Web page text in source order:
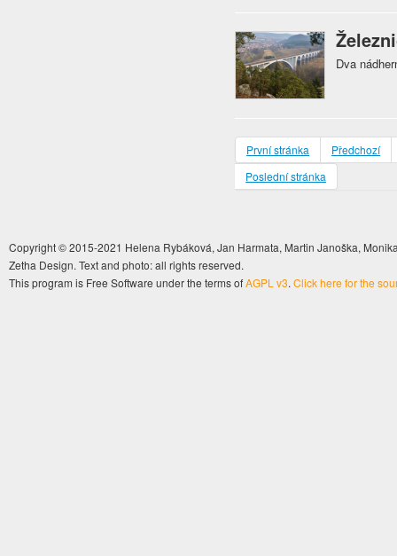
Dva
První stránka
Předchozí
Poslední stránka
Copyright © 2015-2021 Helena Rybáková, Jan Harmata, Martin Janoška,
Zetha Design. Text and photo: all rights reserved.
This program is Free Software under the terms ofAGPL v3. Click here for the